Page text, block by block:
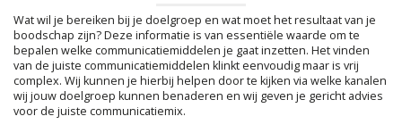
Wat wil je bereiken bij je doelgroep en wat moet het resultaat van je
boodschap zijn? Deze informatie is van essentiële waarde om te
bepalen welke communicatiemiddelen je gaat inzetten. Het vinden
van de juiste communicatiemiddelen klinkt eenvoudig maar is vrij
complex. Wij kunnen je hierbij helpen door te kijken via welke kanalen
wij jouw doelgroep kunnen benaderen en wij geven je gericht advies
voor de juiste communicatiemix.